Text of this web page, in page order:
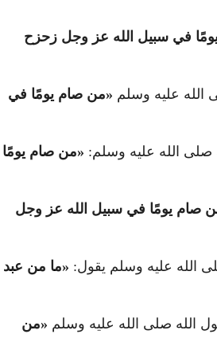
في سبيل الله عز وجل زحزح
الله عليه وسلم «من صام يومًا في
صلى الله عليه وسلم: «من صام يومًا
صام يومًا في سبيل الله عز وجل
الله عليه وسلم يقول: «ما من عبد
الله صلى الله عليه وسلم «من